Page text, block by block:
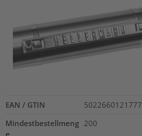
EAN / GTIN
5022660121777
Mindestbestellmeng 200